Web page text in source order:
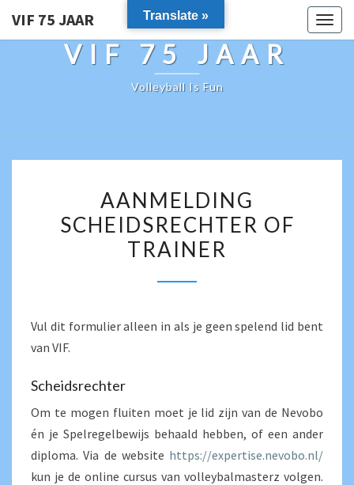
VIF 75 JAAR
VIF 75 JAAR
Volleyball Is Fun
SCHEIDSRECHTER
OF
TRAINER
AANMELDING
SCHEIDSRECHTER OF
TRAINER
Vul dit formulier alleen in als je geen spelend lid bent
van VIF.
Scheidsrechter
Om te mogen fluiten moet je lid zijn van de Nevobo
én je Spelregelbewijs behaald hebben, of een ander
diploma. Via de website https://expertise.nevobo.nl/
kun je de online cursus van volleybalmasterz volgen.
Translate »